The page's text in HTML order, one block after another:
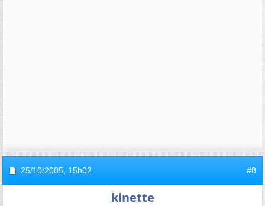
25/10/2005, 15h02 #8
kinette